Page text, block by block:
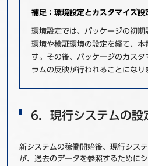
補足：環境設定とカスタマイズ設
環境設定では、パッケージの初
環境や検証環境の設定を経て、本
す。その後、パッケージのカス
ラムの反映が行われることになり
6．現行システムの設
新システムの稼働開始後、現行シス
が、過去のデータを参照するために